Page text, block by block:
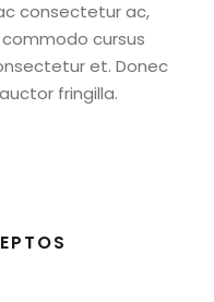
consectetur ac,
cursus
et. Donec
fringilla.